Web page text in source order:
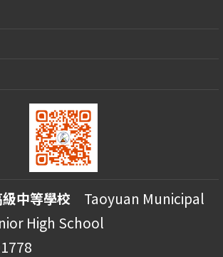
中等學校 Taoyuan Municipal
High School